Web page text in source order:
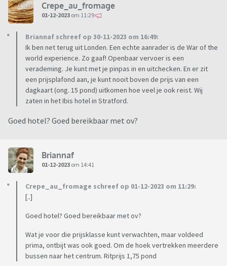
Crepe_au_fromage
01-12-2023 om 11:29
Briannaf schreef op 30-11-2023 om 16:49:
Ik ben net terug uit Londen. Een echte aanrader is de War of the
world experience. Zo gaaf! Openbaar vervoer is een
verademing. Je kunt met je pinpas in en uitchecken. En er zit
een prijsplafond aan, je kunt nooit boven de prijs van een
dagkaart (ong. 15 pond) uitkomen hoe veel je ook reist. Wij
zaten in het Ibis hotel in Stratford.
Goed hotel? Goed bereikbaar met ov?
Briannaf
01-12-2023 om 14:41
Crepe_au_fromage schreef op 01-12-2023 om 11:29:
[..]
Goed hotel? Goed bereikbaar met ov?
Wat je voor die prijsklasse kunt verwachten, maar voldeed
prima, ontbijt was ook goed. Om de hoek vertrekken meerdere
bussen naar het centrum. Ritprijs 1,75 pond